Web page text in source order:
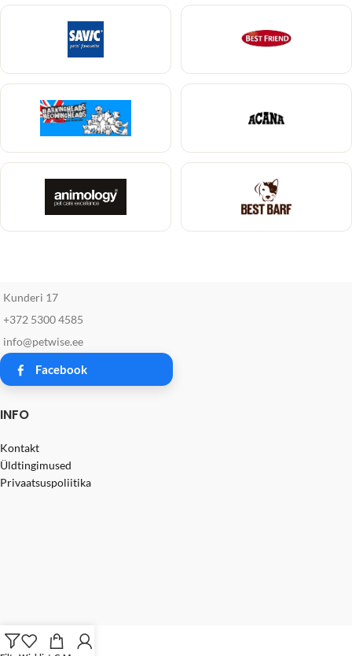
Kunderi 17
+372 5300 4585
info@petwise.ee
Facebook
INFO
Kontakt
Üldtingimused
Privaatsuspoliitika